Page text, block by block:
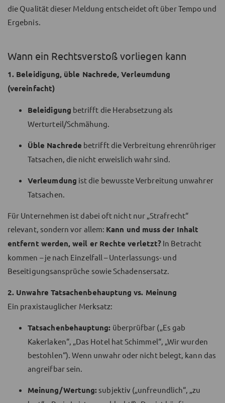
die Qualität dieser Meldung entscheidet oft über Tempo und
Ergebnis.
Wann ein Rechtsverstoß vorliegen kann
1. Beleidigung, üble Nachrede, Verleumdung
(vereinfacht)
Beleidigung betrifft die Herabsetzung als
Werturteil/Schmähung.
Üble Nachrede betrifft die Verbreitung ehrenrühriger
Tatsachen, die nicht erweislich wahr sind.
Verleumdung ist die bewusste Verbreitung unwahrer
Tatsachen.
Für Unternehmen ist dabei oft nicht nur „Strafrecht“
relevant, sondern vor allem: Kann und muss der Inhalt
entfernt werden, weil er Rechte verletzt? In Betracht
kommen – je nach Einzelfall – Unterlassungs- und
Beseitigungsansprüche sowie Schadensersatz.
2. Unwahre Tatsachenbehauptung vs. Meinung
Ein praxistauglicher Merksatz:
Tatsachenbehauptung: überprüfbar („Es gab
Kakerlaken“, „Das Hotel hat Schimmel“, „Wir wurden
bestohlen“). Wenn unwahr oder nicht belegt, kann das
angreifbar sein.
Meinung/Wertung: subjektiv („unfreundlich“, „zu